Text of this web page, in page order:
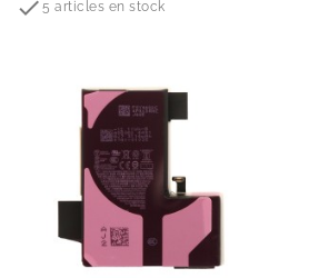
 5 articles en stock